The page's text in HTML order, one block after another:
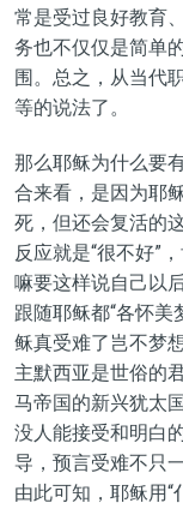
常是受过良好教育
务也不仅仅是简单
围。总之，从当代
等的说法了。
那么耶稣为什么要
合来看，是因为耶
死，但还会复活的
反应就是“很不好”
嘛要这样说自己以
跟随耶稣都“各怀美
稣真受难了岂不梦
主默西亚是世俗的
马帝国的新兴犹太
没人能接受和明白
导，预言受难不只
由此可知，耶稣用“